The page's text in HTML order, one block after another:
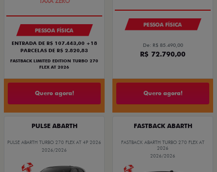
PESSOA FÍSICA
ENTRADA DE R$ 107.443,00 +18
PARCELAS DE R$ 2.820,83
FASTBACK LIMITED EDITION TURBO 270
FLEX AT 2026
Quero agora!
PESSOA FÍSICA
De: R$ 85.490,00
R$ 72.790,00
Quero agora!
PULSE ABARTH
PULSE ABARTH TURBO 270 FLEX AT 4P 2026
2026/2026
FASTBACK ABARTH
FASTBACK ABARTH TURBO 270 FLEX AT
2026
2026/2026